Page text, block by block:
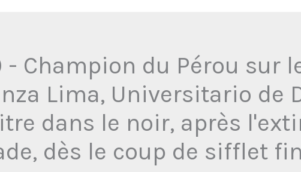
- Champion du Pérou sur
Lima, Universitario de
dans le noir, après
dès le coup de sifflet